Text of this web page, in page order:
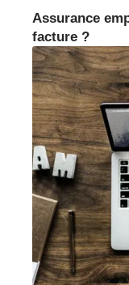
Assurance
facture ?